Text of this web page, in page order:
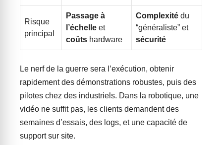
Risque
principal
Passage à
l’échelle et
coûts hardware
Complexité du
“généraliste” et
sécurité
Le nerf de la guerre sera l’exécution, obtenir
rapidement des démonstrations robustes, puis des
pilotes chez des industriels. Dans la robotique, une
vidéo ne suffit pas, les clients demandent des
semaines d’essais, des logs, et une capacité de
support sur site.